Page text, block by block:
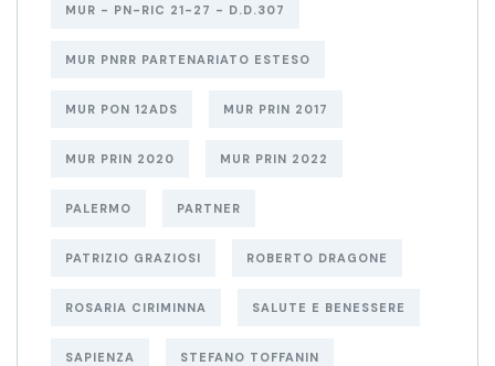
MUR - PN-RIC 21-27 - D.D.307
MUR PNRR PARTENARIATO ESTESO
MUR PON 12ADS MUR PRIN 2017
MUR PRIN 2020 MUR PRIN 2022
PALERMO PARTNER
PATRIZIO GRAZIOSI ROBERTO DRAGONE
ROSARIA CIRIMINNA SALUTE E BENESSERE
SAPIENZA STEFANO TOFFANIN